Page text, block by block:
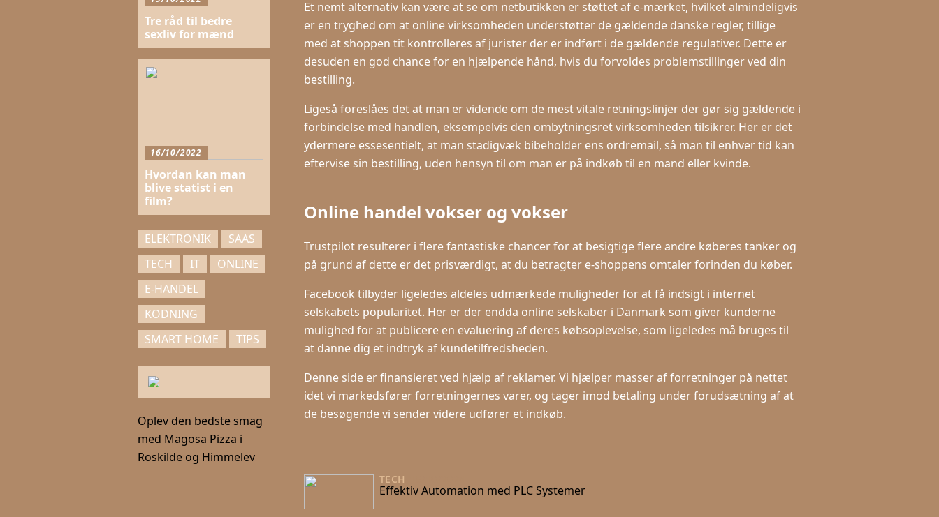
Et nemt alternativ kan være at se om netbutikken er støttet af e-mærket, hvilket almindeligvis
er en tryghed om at online virksomheden understøtter de gældende danske regler, tillige
med at shoppen tit kontrolleres af jurister der er indført i de gældende regulativer. Dette er
desuden en god chance for en hjælpende hånd, hvis du forvoldes problemstillinger ved din
bestilling.
Ligeså foreslåes det at man er vidende om de mest vitale retningslinjer der gør sig gældende i
forbindelse med handlen, eksempelvis den ombytningsret virksomheden tilsikrer. Her er det
ydermere essesentielt, at man stadigvæk bibeholder ens ordremail, så man til enhver tid kan
eftervise sin bestilling, uden hensyn til om man er på indkøb til en mand eller kvinde.
Online handel vokser og vokser
Trustpilot resulterer i flere fantastiske chancer for at besigtige flere andre køberes tanker og
på grund af dette er det prisværdigt, at du betragter e-shoppens omtaler forinden du køber.
Facebook tilbyder ligeledes aldeles udmærkede muligheder for at få indsigt i internet
selskabets popularitet. Her er der endda online selskaber i Danmark som giver kunderne
mulighed for at publicere en evaluering af deres købsoplevelse, som ligeledes må bruges til
at danne dig et indtryk af kundetilfredsheden.
Denne side er finansieret ved hjælp af reklamer. Vi hjælper masser af forretninger på nettet
idet vi markedsfører forretningernes varer, og tager imod betaling under forudsætning af at
de besøgende vi sender videre udfører et indkøb.
TECH
Effektiv Automation med PLC Systemer
Tre råd til bedre
sexliv for mænd
16/10/2022
Hvordan kan man
blive statist i en
film?
ELEKTRONIK
SAAS
TECH
IT
ONLINE
E-HANDEL
KODNING
SMART HOME
TIPS
Oplev den bedste smag
med Magosa Pizza i
Roskilde og Himmelev